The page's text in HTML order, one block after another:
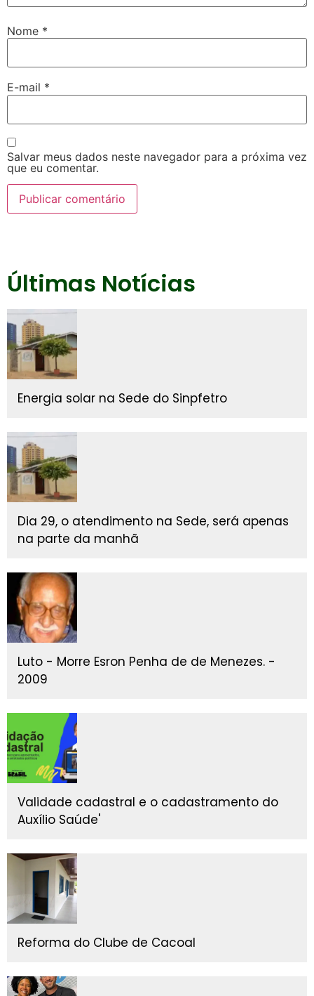
Nome *
E-mail *
Salvar meus dados neste navegador para a próxima vez
que eu comentar.
Últimas Notícias
Energia solar na Sede do Sinpfetro
Dia 29, o atendimento na Sede, será apenas
na parte da manhã
Luto - Morre Esron Penha de de Menezes. -
2009
Validade cadastral e o cadastramento do
Auxílio Saúde'
Reforma do Clube de Cacoal